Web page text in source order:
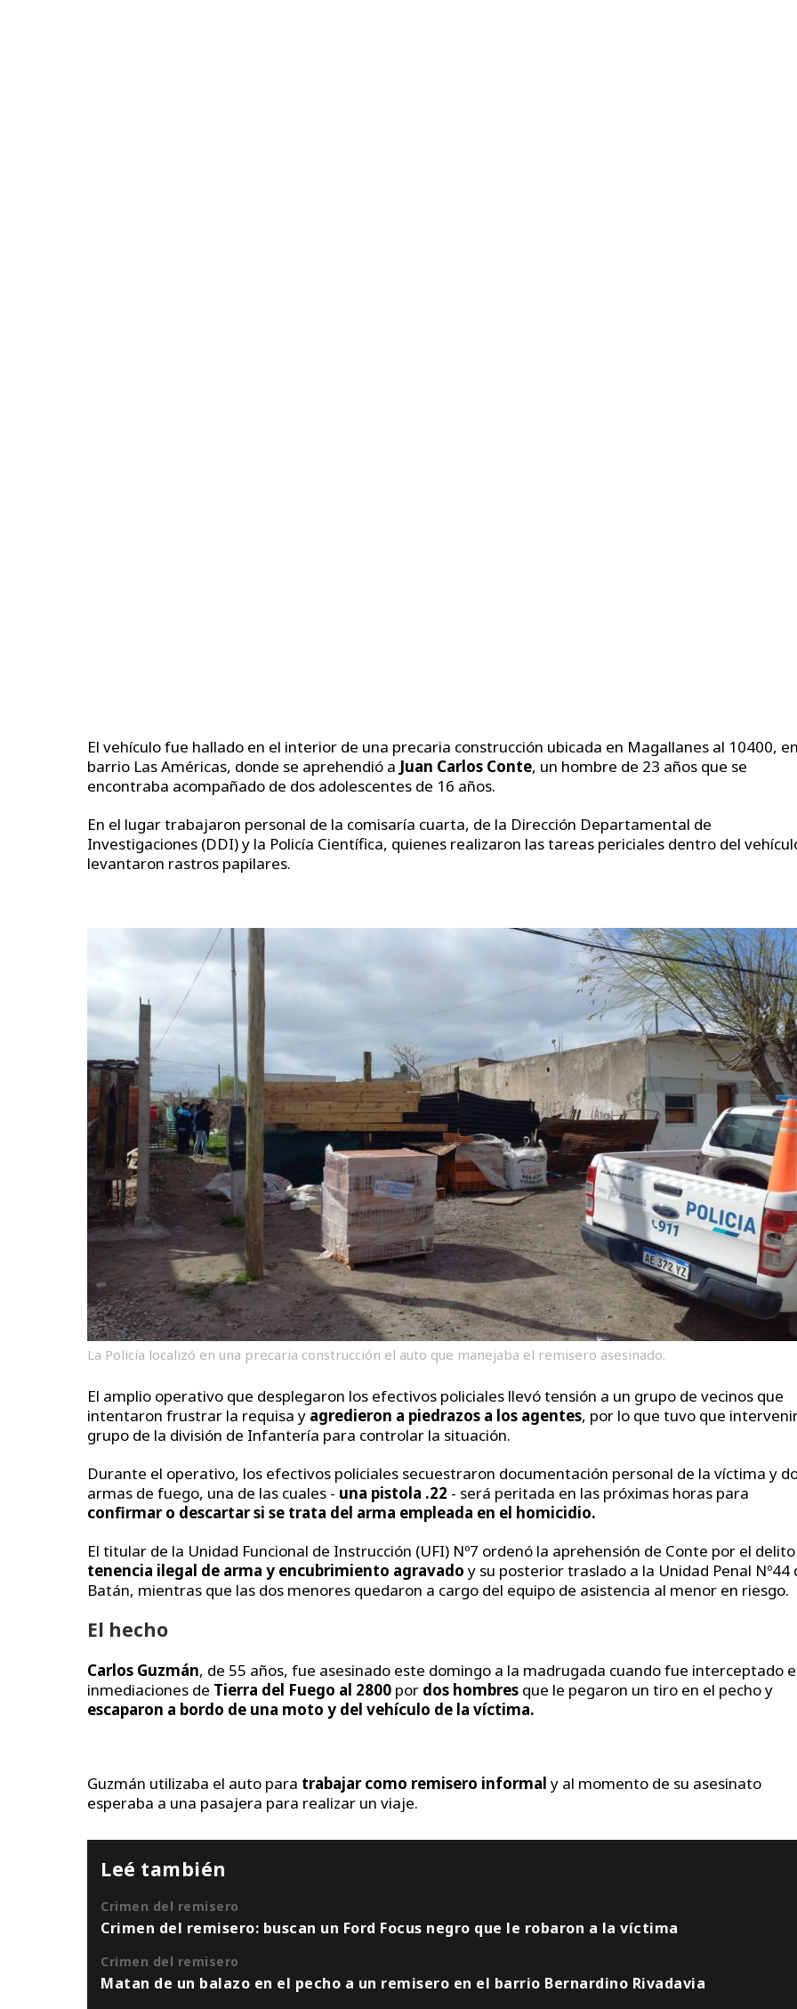
El vehículo fue hallado en el interior de una precaria construcción ubicada en Magallanes al 10400,
barrio Las Américas, donde se aprehendió a Juan Carlos Conte, un hombre de 23 años que se
encontraba acompañado de dos adolescentes de 16 años.
En el lugar trabajaron personal de la comisaría cuarta, de la Dirección Departamental de
Investigaciones (DDI) y la Policía Científica, quienes realizaron las tareas periciales dentro del
levantaron rastros papilares.
La Policía localizó en una precaria construcción el auto que manejaba el remisero asesinado.
El amplio operativo que desplegaron los efectivos policiales llevó tensión a un grupo de vecinos que
intentaron frustrar la requisa y agredieron a piedrazos a los agentes, por lo que tuvo que
grupo de la división de Infantería para controlar la situación.
Durante el operativo, los efectivos policiales secuestraron documentación personal de la víctima y
armas de fuego, una de las cuales - una pistola .22 - será peritada en las próximas horas para
confirmar o descartar si se trata del arma empleada en el homicidio.
El titular de la Unidad Funcional de Instrucción (UFI) Nº7 ordenó la aprehensión de Conte por el
tenencia ilegal de arma y encubrimiento agravado y su posterior traslado a la Unidad Penal Nº44
Batán, mientras que las dos menores quedaron a cargo del equipo de asistencia al menor en riesgo.
El hecho
Carlos Guzmán, de 55 años, fue asesinado este domingo a la madrugada cuando fue interceptado
inmediaciones de Tierra del Fuego al 2800 por dos hombres que le pegaron un tiro en el pecho y
escaparon a bordo de una moto y del vehículo de la víctima.
Guzmán utilizaba el auto para trabajar como remisero informal y al momento de su asesinato
esperaba a una pasajera para realizar un viaje.
Leé también
Crimen del remisero
Crimen del remisero: buscan un Ford Focus negro que le robaron a la víctima
Crimen del remisero
Matan de un balazo en el pecho a un remisero en el barrio Bernardino Rivadavia